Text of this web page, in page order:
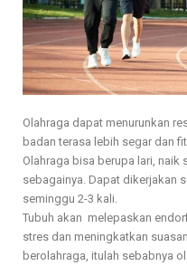
Olahraga dapat menurunkan
badan terasa lebih segar dan
Olahraga bisa berupa lari, naik
sebagainya. Dapat dikerjakan
seminggu 2-3 kali.
Tubuh akan melepaskan
stres dan meningkatkan
berolahraga, itulah sebabnya